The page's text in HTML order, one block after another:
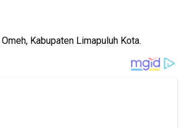
Kabupaten Limapuluh Kota.